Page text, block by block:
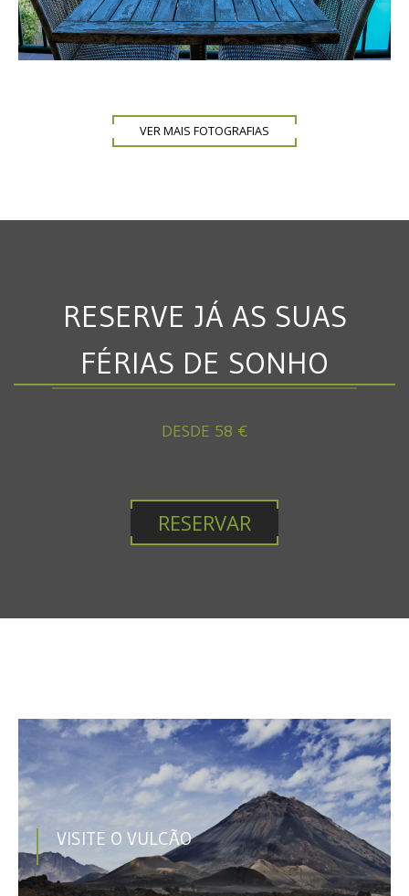
VER MAIS FOTOGRAFIAS
RESERVE JÁ AS SUAS
FÉRIAS DE SONHO
DESDE 58 €
RESERVAR
VISITE O VULCÃO